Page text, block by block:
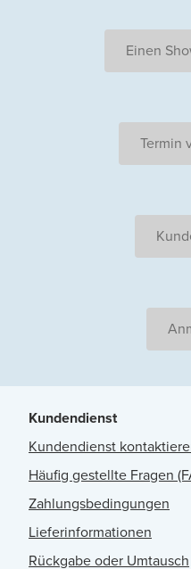
Einen
Termin
Kundendienst
Kundendienst
Häufig gestellte Fragen
Zahlungsbedingungen
Lieferinformationen
Rückgabe oder Umtausch